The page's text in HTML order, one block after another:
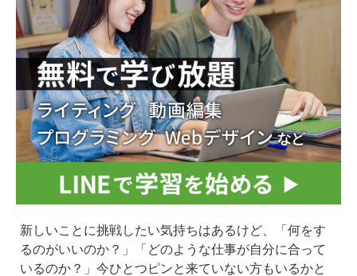
新しいことに挑戦したい気持ちはあるけど、「何をす
るのがいいのか？」「どのような仕事が自分に合って
いるのか？」今ひとつピンと来ていない方もいるかと